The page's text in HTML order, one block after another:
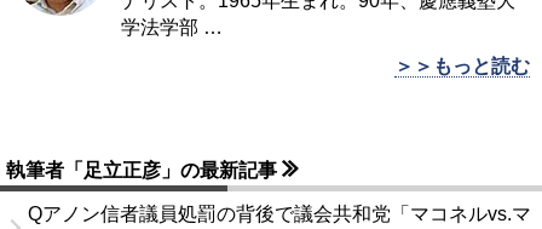
学法学部 …
＞＞もっと読む
執筆者「足立正彦」の最新記事
Qアノン信者議員処罰の背後で議会共和党「マコネルvs.マ